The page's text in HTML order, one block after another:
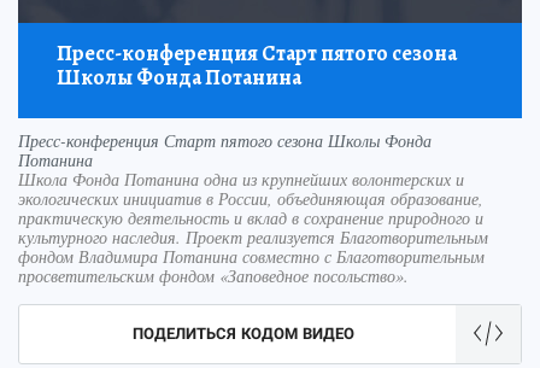
Пресс-конференция Старт пятого сезона
Школы Фонда Потанина
Пресс-конференция Старт пятого сезона Школы Фонда
Потанина
Школа Фонда Потанина одна из крупнейших волонтерских и
экологических инициатив в России, объединяющая образование,
практическую деятельность и вклад в сохранение природного и
культурного наследия. Проект реализуется Благотворительным
фондом Владимира Потанина совместно с Благотворительным
просветительским фондом «Заповедное посольство».
ПОДЕЛИТЬСЯ КОДОМ ВИДЕО